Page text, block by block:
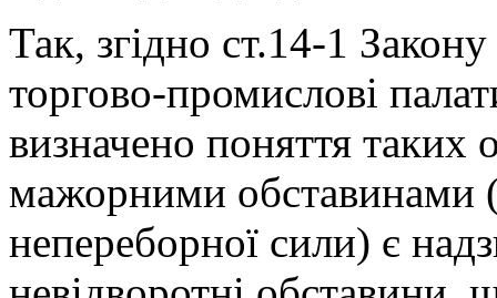
Так, згідно ст.14-1
торгово-промислові
визначено поняття таких
мажорними обставинами
непереборної сили) є